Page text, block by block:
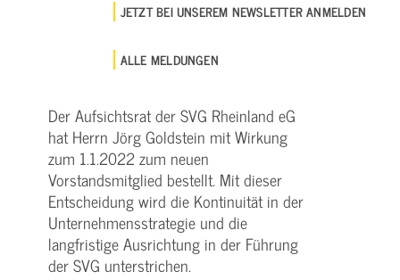
JETZT BEI UNSEREM NEWSLETTER ANMELDEN
ALLE MELDUNGEN
Der Aufsichtsrat der SVG Rheinland eG
hat Herrn Jörg Goldstein mit Wirkung
zum 1.1.2022 zum neuen
Vorstandsmitglied bestellt. Mit dieser
Entscheidung wird die Kontinuität in der
Unternehmensstrategie und die
langfristige Ausrichtung in der Führung
der SVG unterstrichen.